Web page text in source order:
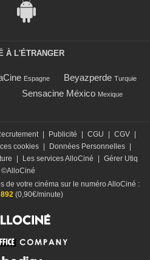
À L'ÉTRANGER
Espagne Beyazperde Turquie
Sensacine México Mexique
Publicité CGU CGV
cookies Données Personnelles
Les services AlloCiné
Gérer Utiq
©AlloCiné
de votre cinéma sur le numéro AlloCiné :
(0,90€/minute)